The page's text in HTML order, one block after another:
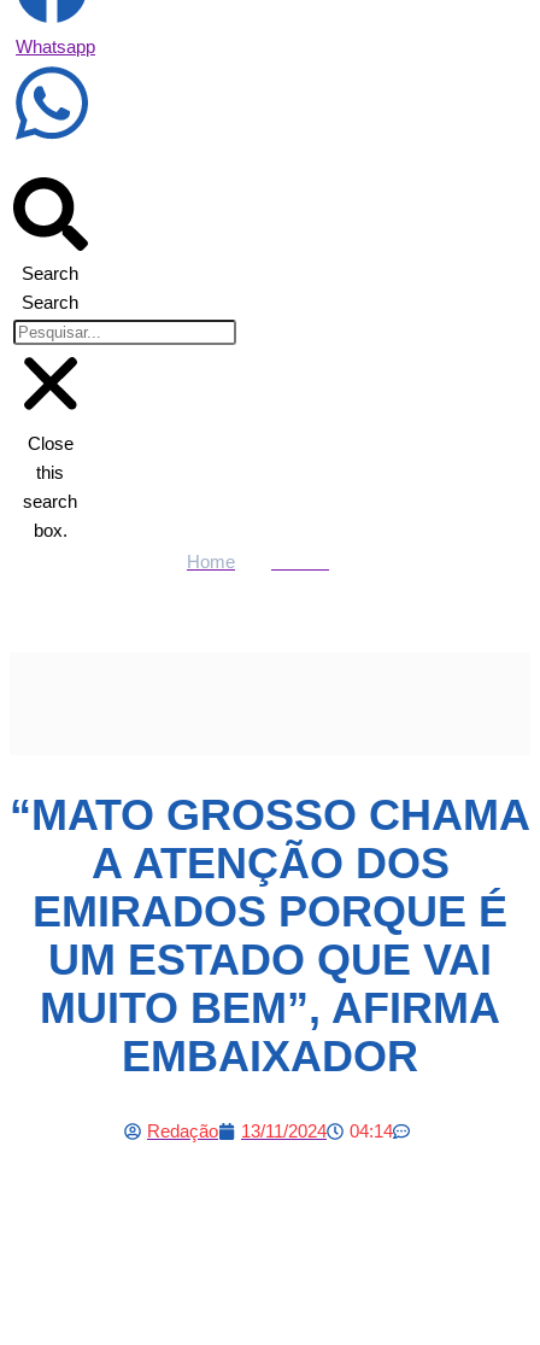
Whatsapp
Search
Search
Close
this
search
box.
Home
“MATO GROSSO CHAMA
A ATENÇÃO DOS
EMIRADOS PORQUE É
UM ESTADO QUE VAI
MUITO BEM”, AFIRMA
EMBAIXADOR
Redação 13/11/2024 04:14